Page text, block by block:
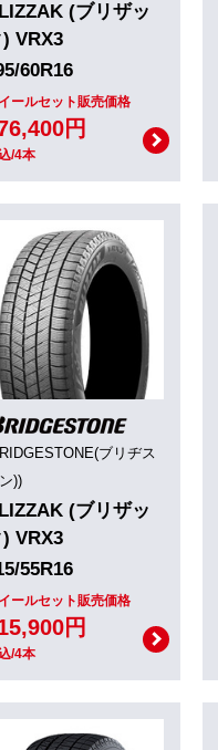
(ブリザッ
) VRX3
60R16
ールセット販売価格
円
/4本
ブリヂス
))
(ブリザッ
) VRX3
55R16
ールセット販売価格
円
/4本